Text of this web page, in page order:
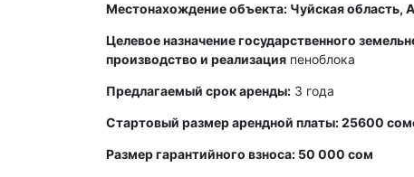
Местонахождение объекта: Чуйская область,
Целевое назначение государственного
производство и реализация пеноблока
Предлагаемый срок аренды: 3 года
Стартовый размер арендной платы: 25600
Размер гарантийного взноса: 50 000 сом